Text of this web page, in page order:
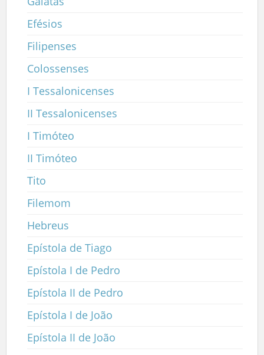
Efésios
Filipenses
Colossenses
I Tessalonicenses
II Tessalonicenses
I Timóteo
II Timóteo
Tito
Filemom
Hebreus
Epístola de Tiago
Epístola I de Pedro
Epístola II de Pedro
Epístola I de João
Epístola II de João